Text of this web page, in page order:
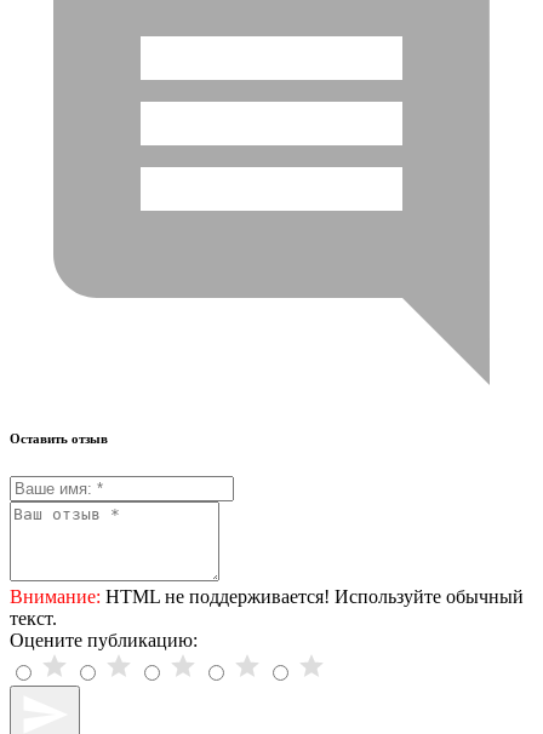
Оставить отзыв
Внимание: HTML не поддерживается! Используйте обычный
текст.
Оцените публикацию: